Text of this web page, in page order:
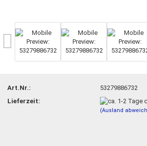
Art.Nr.:
53279886732
Lieferzeit:
(Ausland